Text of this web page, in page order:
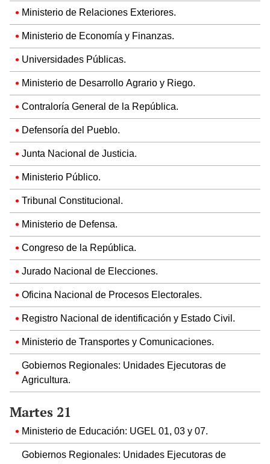
Ministerio de Relaciones Exteriores.
Ministerio de Economía y Finanzas.
Universidades Públicas.
Ministerio de Desarrollo Agrario y Riego.
Contraloría General de la República.
Defensoría del Pueblo.
Junta Nacional de Justicia.
Ministerio Público.
Tribunal Constitucional.
Ministerio de Defensa.
Congreso de la República.
Jurado Nacional de Elecciones.
Oficina Nacional de Procesos Electorales.
Registro Nacional de identificación y Estado Civil.
Ministerio de Transportes y Comunicaciones.
Gobiernos Regionales: Unidades Ejecutoras de
Agricultura.
Martes 21
Ministerio de Educación: UGEL 01, 03 y 07.
Gobiernos Regionales: Unidades Ejecutoras de